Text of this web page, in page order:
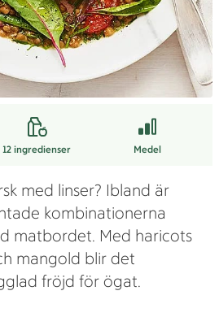
12 ingredienser Medel
med linser? Ibland är
kombinationerna
matbordet. Med haricots
mangold blir det
fröjd för ögat.